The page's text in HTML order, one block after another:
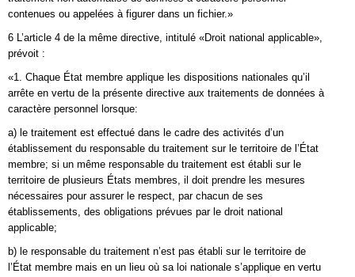
contenues ou appelées à figurer dans un fichier.»
6 L’article 4 de la même directive, intitulé «Droit national applicable»,
prévoit :
«1. Chaque État membre applique les dispositions nationales qu’il
arrête en vertu de la présente directive aux traitements de données à
caractère personnel lorsque:
a) le traitement est effectué dans le cadre des activités d’un
établissement du responsable du traitement sur le territoire de l’État
membre; si un même responsable du traitement est établi sur le
territoire de plusieurs États membres, il doit prendre les mesures
nécessaires pour assurer le respect, par chacun de ses
établissements, des obligations prévues par le droit national
applicable;
b) le responsable du traitement n’est pas établi sur le territoire de
l’État membre mais en un lieu où sa loi nationale s’applique en vertu